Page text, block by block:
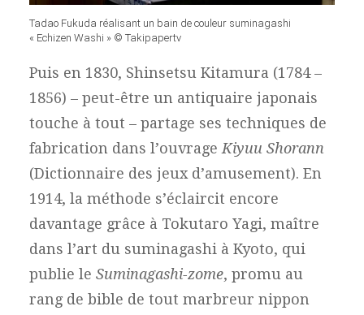
Tadao Fukuda réalisant un bain de couleur suminagashi
« Echizen Washi » © Takipapertv
Puis en 1830, Shinsetsu Kitamura (1784 –
1856) – peut-être un antiquaire japonais
touche à tout – partage ses techniques de
fabrication dans l’ouvrage Kiyuu Shorann
(Dictionnaire des jeux d’amusement). En
1914, la méthode s’éclaircit encore
davantage grâce à Tokutaro Yagi, maître
dans l’art du suminagashi à Kyoto, qui
publie le Suminagashi-zome, promu au
rang de bible de tout marbreur nippon